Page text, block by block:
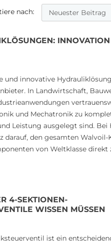
DIVERTER
Ansichten
Diverter ist eine
more
nach:
und innovative
In Landwirtschaft,
und Mechatronik zu
Leistung ausgelegt sind. Bei
darauf, den gesamten
von Weltklasse direkt
4-SEKTIONEN-
WISSEN MÜSSEN
ist ein